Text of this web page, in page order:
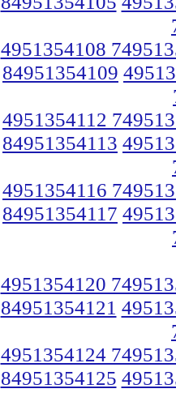
4951354108
84951354109
4951354112
84951354113
4951354116
84951354117
4951354120
84951354121
4951354124
84951354125